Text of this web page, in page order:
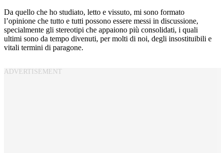
Da quello che ho studiato, letto e vissuto, mi sono formato
l’opinione che tutto e tutti possono essere messi in discussione,
specialmente gli stereotipi che appaiono più consolidati, i quali
ultimi sono da tempo divenuti, per molti di noi, degli insostituibili e
vitali termini di paragone.